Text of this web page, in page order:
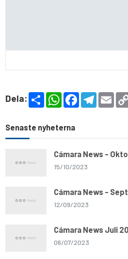
Dela:
S
h
e
W
h
s
p
F
T
e
E
m
Senaste nyheterna
Cámara News -
15/10/2023
Cámara News -
12/09/2023
Cámara News Juli
06/07/2023